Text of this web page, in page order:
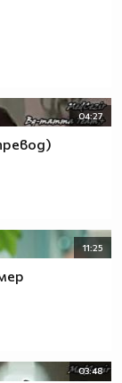
04:27
11:25
03:48